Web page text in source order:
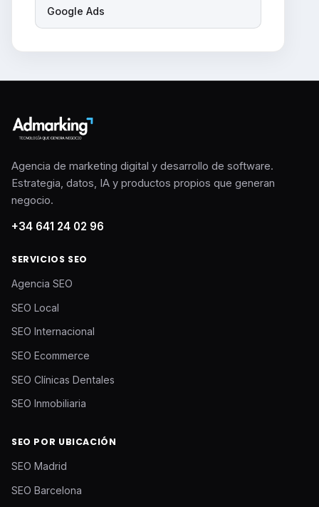
Google Ads
Agencia de marketing digital y desarrollo de software.
Estrategia, datos, IA y productos propios que generan
negocio.
+34 641 24 02 96
SERVICIOS SEO
Agencia SEO
SEO Local
SEO Internacional
SEO Ecommerce
SEO Clínicas Dentales
SEO Inmobiliaria
SEO POR UBICACIÓN
SEO Madrid
SEO Barcelona